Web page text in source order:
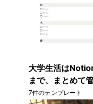
大学生活は
まで、まとめて
7件のテンプレート